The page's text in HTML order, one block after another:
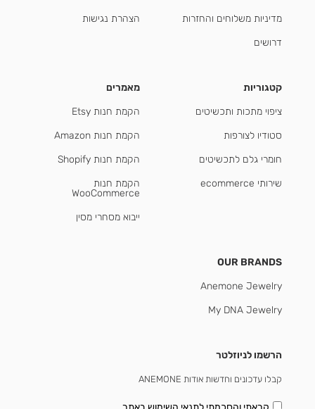
מדיניות משלוחים והחזרות
דרושים
הצהרת נגישות
קטגוריות
ציפוי מתכות ותכשיטים
סטודיו לצורפות
חומרי גלם לתכשיטים
שירותי ecommerce
מאמרים
הקמת חנות Etsy
הקמת חנות Amazon
הקמת חנות Shopify
הקמת חנות
WooCommerce
ייבוא מסחרי מסין
OUR BRANDS
Anemone Jewelry
My DNA Jewelry
הרשמו לניוזלטר
קבלו עדכונים וחדשות אודות ANEMONE